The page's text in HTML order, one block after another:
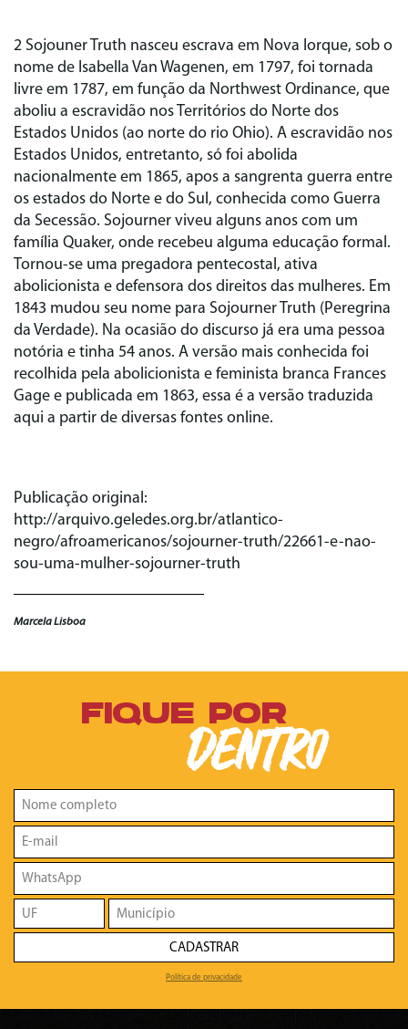
2 Sojouner Truth nasceu escrava em Nova Iorque, sob o
nome de Isabella Van Wagenen, em 1797, foi tornada
livre em 1787, em função da Northwest Ordinance, que
aboliu a escravidão nos Territórios do Norte dos
Estados Unidos (ao norte do rio Ohio). A escravidão nos
Estados Unidos, entretanto, só foi abolida
nacionalmente em 1865, apos a sangrenta guerra entre
os estados do Norte e do Sul, conhecida como Guerra
da Secessão. Sojourner viveu alguns anos com um
família Quaker, onde recebeu alguma educação formal.
Tornou-se uma pregadora pentecostal, ativa
abolicionista e defensora dos direitos das mulheres. Em
1843 mudou seu nome para Sojourner Truth (Peregrina
da Verdade). Na ocasião do discurso já era uma pessoa
notória e tinha 54 anos. A versão mais conhecida foi
recolhida pela abolicionista e feminista branca Frances
Gage e publicada em 1863, essa é a versão traduzida
aqui a partir de diversas fontes online.
Publicação original:
http://arquivo.geledes.org.br/atlantico-
negro/afroamericanos/sojourner-truth/22661-e-nao-
sou-uma-mulher-sojourner-truth
Marcela Lisboa
FIQUE POR
DENTRO
CADASTRAR
Política de privacidade